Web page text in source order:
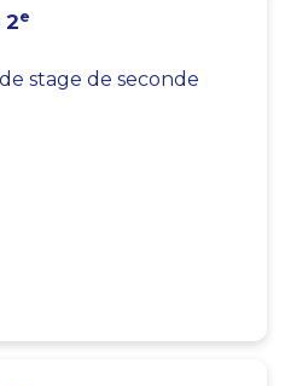
2e
stage de seconde